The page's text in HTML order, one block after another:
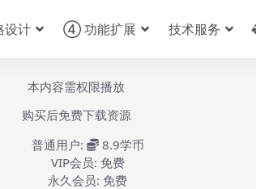
计 ④ 功能扩展 技术服务
本内容需权限播放
购买后免费下载资源
普通用户:
8.9学币
VIP会员: 免费
永久会员: 免费